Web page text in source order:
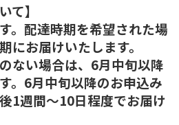
て】
。配達時期を希望された場
にお届けいたします。
ない場合は、6月中旬以降
。6月中旬以降のお申込み
1週間～10日程度でお届け